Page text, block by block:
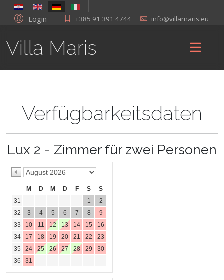
Login +385 91 391 4744 info@villamaris.eu
Villa Maris
Verfügbarkeitsdaten
Lux 2 - Zimmer für zwei Personen
M D M D F S
S
31
1
2
32
3 4 5 6 7 8
9
33
10 11 12 13 14 15
16
34
17 18 19 20 21 22
23
35
24 25 26 27 28 29
30
36
31